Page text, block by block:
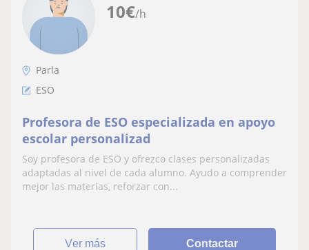
10€/h
Parla
ESO
Profesora de ESO especializada en apoyo
escolar personalizad
Soy profesora de ESO y ofrezco clases personalizadas
adaptadas al nivel de cada alumno. Ayudo a comprender
mejor las materias, reforzar con...
ver más Contactar